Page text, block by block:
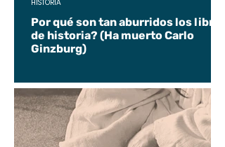
Por qué son tan aburridos los libros
de historia? (Ha muerto Carlo
Ginzburg)
HISTORIA